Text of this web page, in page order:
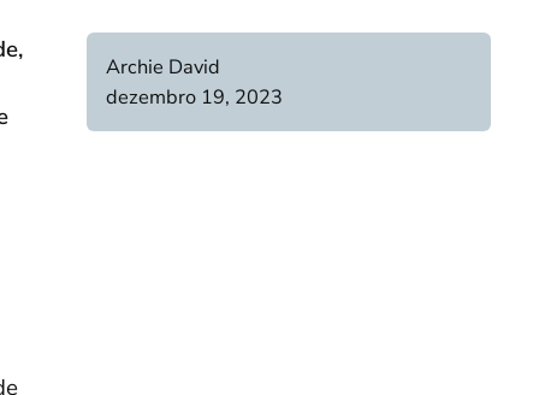
Archie David
dezembro 19, 2023